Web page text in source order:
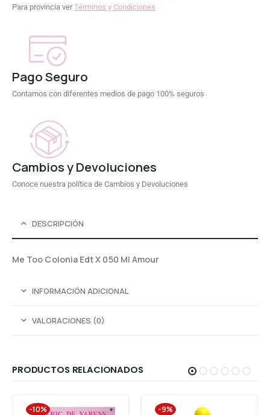
Para provincia verTérminos y Condiciones
Pago Seguro
Contamos con diferentes medios de pago 100% seguros
Cambios y Devoluciones
Conoce nuestra política de Cambios y Devoluciones
DESCRIPCIÓN
Me Too Colonia Edt X 050 Ml Amour
INFORMACIÓN ADICIONAL
VALORACIONES (0)
PRODUCTOS RELACIONADOS
-10% -9%